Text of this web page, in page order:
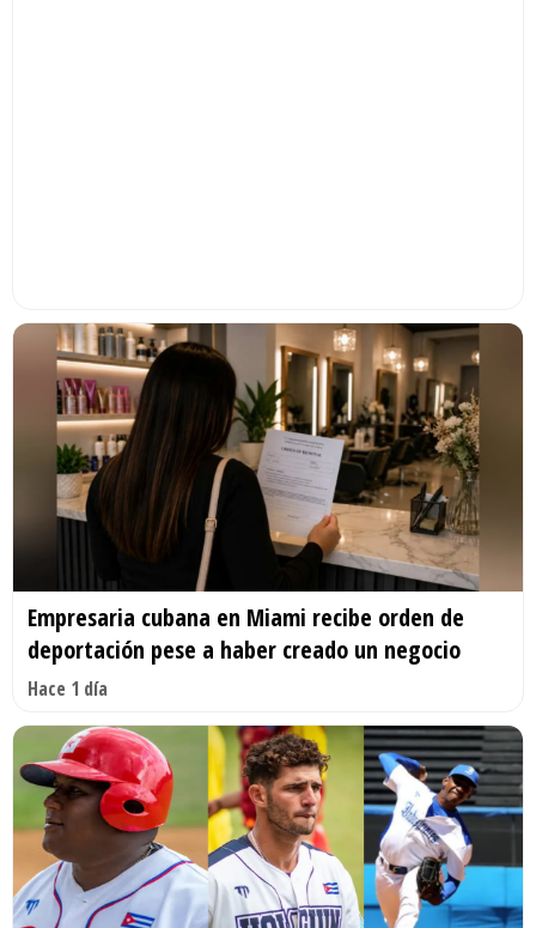
Empresaria cubana en Miami recibe orden de
deportación pese a haber creado un negocio
Hace 1 día